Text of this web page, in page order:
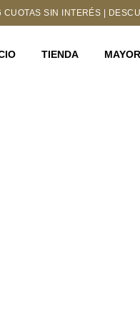
CUOTAS SIN INTERÉS |
TIENDA